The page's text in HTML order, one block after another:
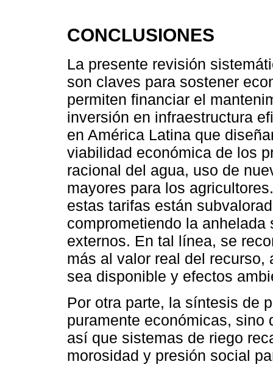
CONCLUSIONES
La presente revisión
son claves para sostener
permiten financiar el
inversión en infraestructura
en América Latina que
viabilidad económica de los
racional del agua, uso de
mayores para los
estas tarifas están
comprometiendo la
externos. En tal línea, se
más al valor real del recurso,
sea disponible y efectos
Por otra parte, la síntesis de
puramente económicas, sino
así que sistemas de riego
morosidad y presión social